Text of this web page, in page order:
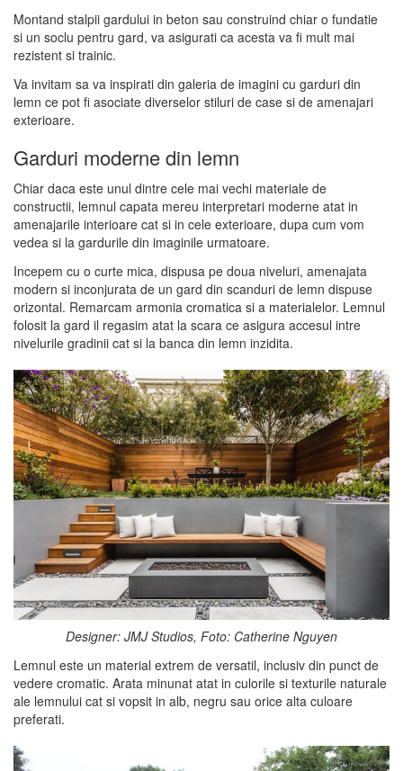
Montand stalpii gardului in beton sau construind chiar o fundatie
si un soclu pentru gard, va asigurati ca acesta va fi mult mai
rezistent si trainic.
Va invitam sa va inspirati din galeria de imagini cu garduri din
lemn ce pot fi asociate diverselor stiluri de case si de amenajari
exterioare.
Garduri moderne din lemn
Chiar daca este unul dintre cele mai vechi materiale de
constructii, lemnul capata mereu interpretari moderne atat in
amenajarile interioare cat si in cele exterioare, dupa cum vom
vedea si la gardurile din imaginile urmatoare.
Incepem cu o curte mica, dispusa pe doua niveluri, amenajata
modern si inconjurata de un gard din scanduri de lemn dispuse
orizontal. Remarcam armonia cromatica si a materialelor. Lemnul
folosit la gard il regasim atat la scara ce asigura accesul intre
nivelurile gradinii cat si la banca din lemn inzidita.
Designer: JMJ Studios, Foto: Catherine Nguyen
Lemnul este un material extrem de versatil, inclusiv din punct de
vedere cromatic. Arata minunat atat in culorile si texturile naturale
ale lemnului cat si vopsit in alb, negru sau orice alta culoare
preferati.